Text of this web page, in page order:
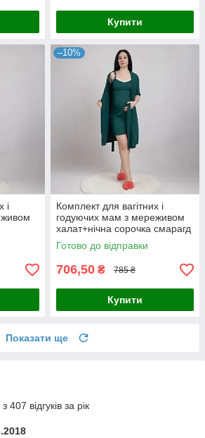
Купити
і
–10%
Комплект для вагітних і
годуючих мам з мереживом
халат+нічна сорочка смарагд
р.44-60
Готово до відправки
706,50 ₴ 785 ₴
Купити
Показати ще
407 відгуків за рік